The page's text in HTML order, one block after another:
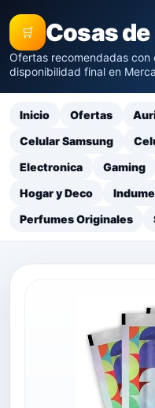
🛒 Cosas
Ofertas recomendadas con
disponibilidad final en
Inicio Ofertas
Celular Samsung
Electronica
Gaming
Hogar y Deco
Perfumes Originales